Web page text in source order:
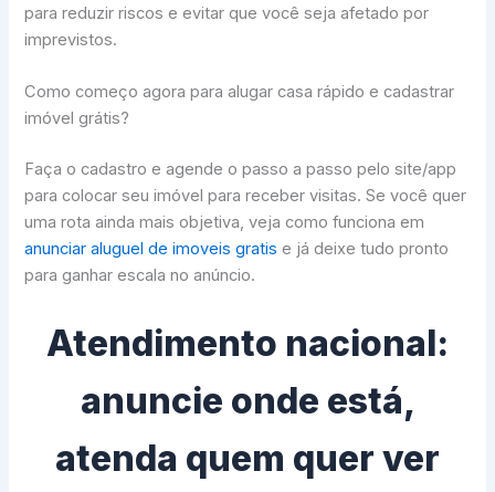
para reduzir riscos e evitar que você seja afetado por
imprevistos.
Como começo agora para alugar casa rápido e cadastrar
imóvel grátis?
Faça o cadastro e agende o passo a passo pelo site/app
para colocar seu imóvel para receber visitas. Se você quer
uma rota ainda mais objetiva, veja como funciona em
anunciar aluguel de imoveis gratis e já deixe tudo pronto
para ganhar escala no anúncio.
Atendimento nacional:
anuncie onde está,
atenda quem quer ver